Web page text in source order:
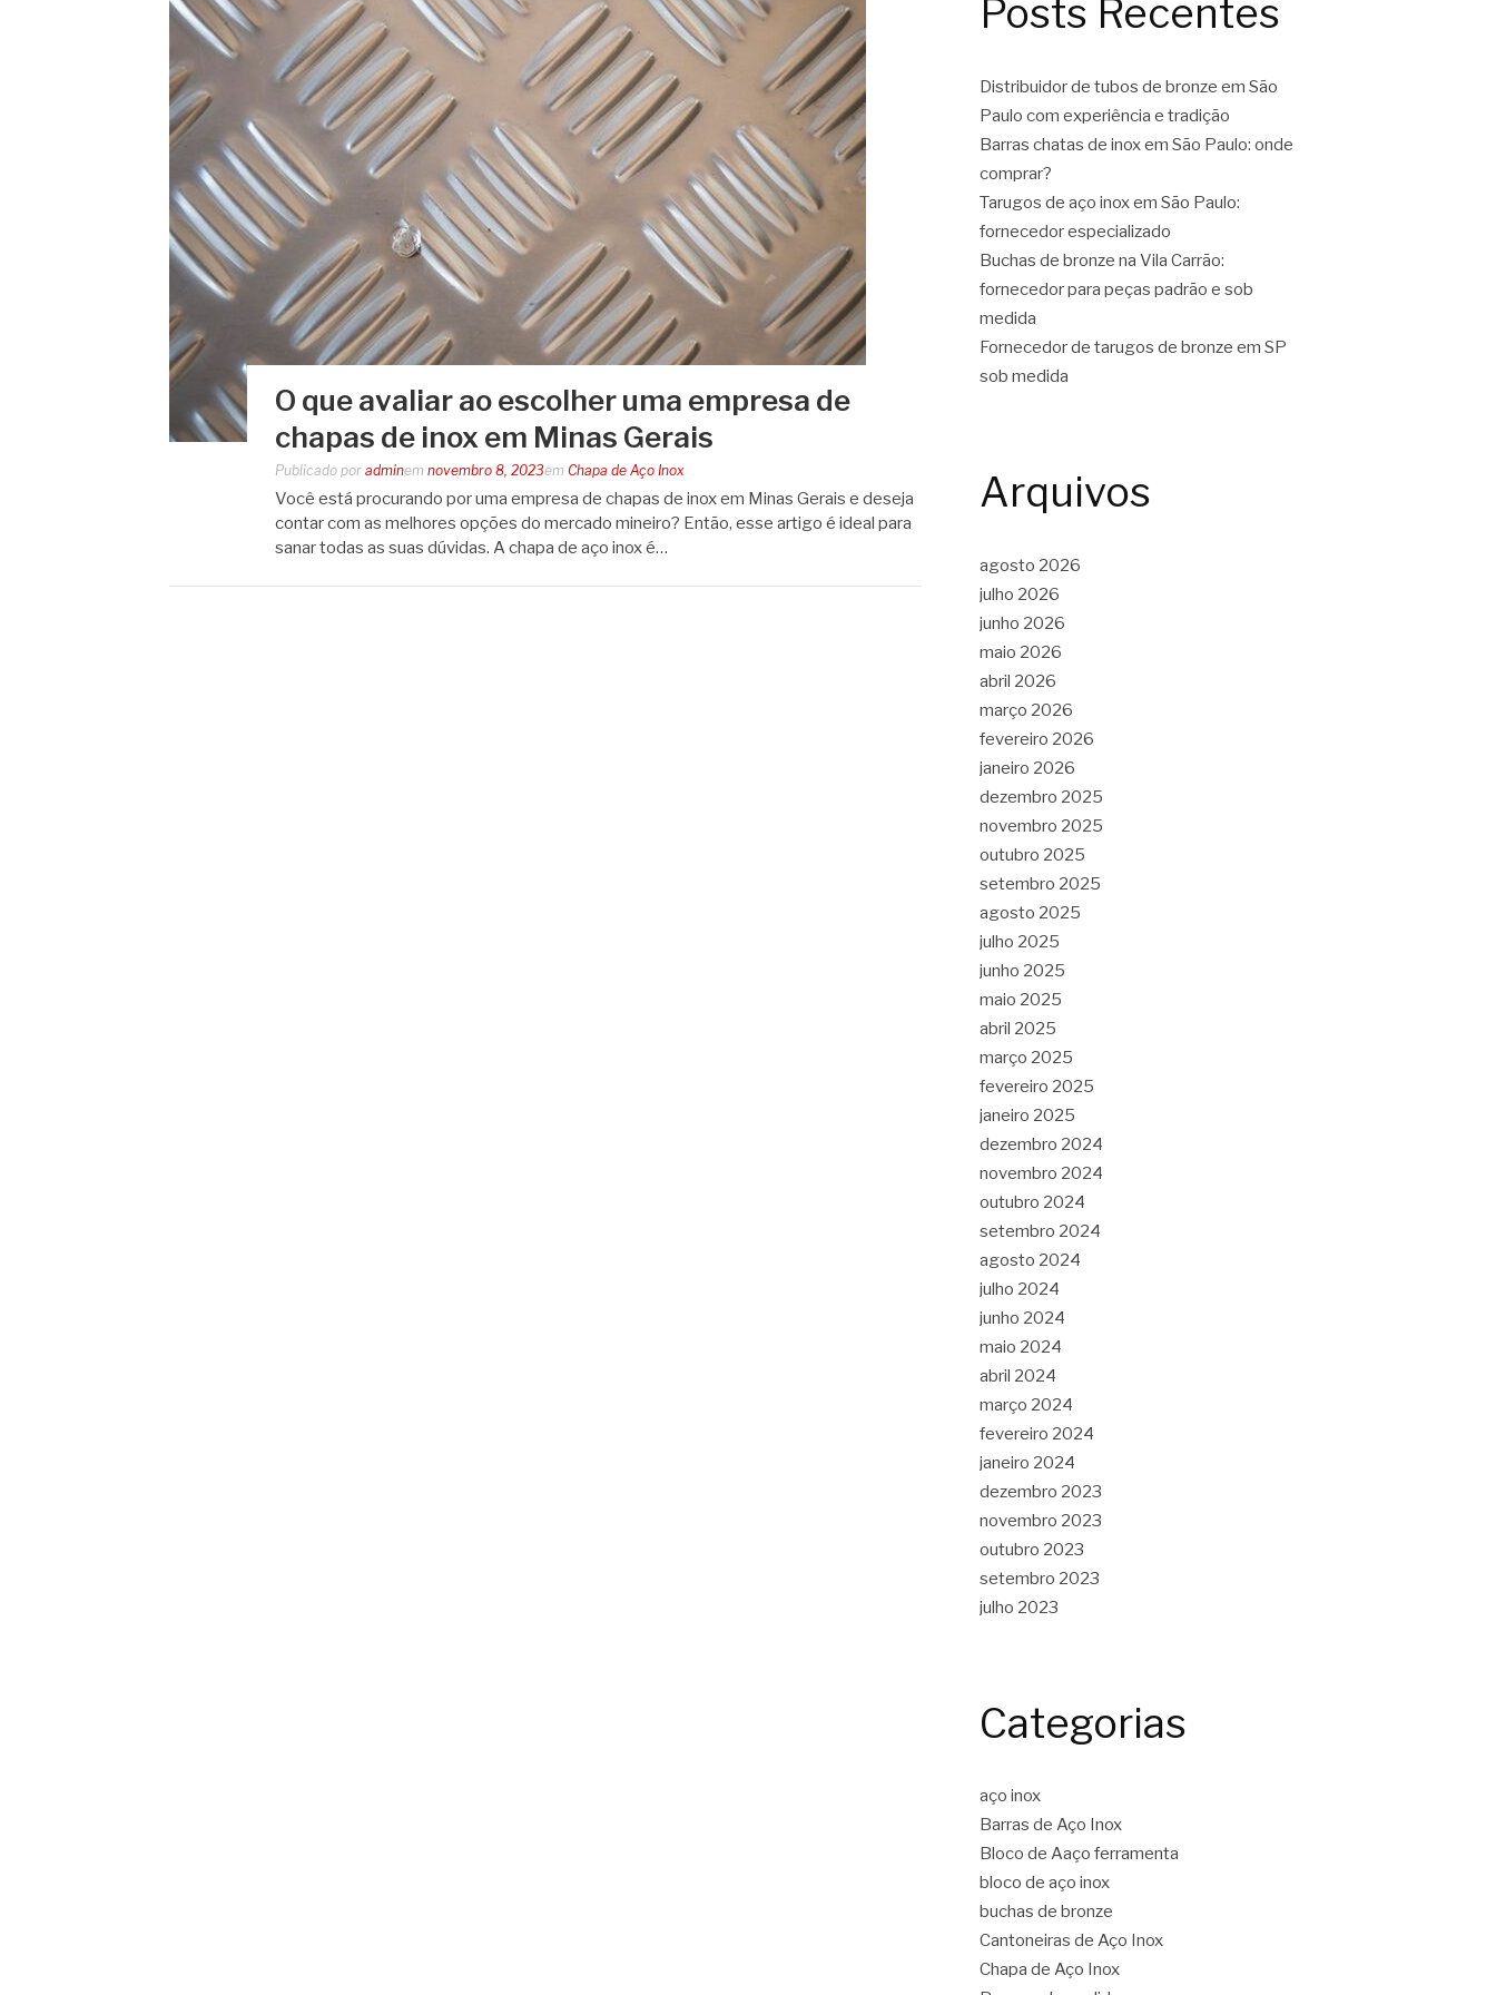
O que avaliar ao escolher uma empresa de
chapas de inox em Minas Gerais
Publicado por adminem novembro 8, 2023em Chapa de Aço Inox
Você está procurando por uma empresa de chapas de inox em Minas Gerais e deseja
contar com as melhores opções do mercado mineiro? Então, esse artigo é ideal para
sanar todas as suas dúvidas. A chapa de aço inox é…
Posts Recentes
Distribuidor de tubos de bronze em São
Paulo com experiência e tradição
Barras chatas de inox em São Paulo: onde
comprar?
Tarugos de aço inox em São Paulo:
fornecedor especializado
Buchas de bronze na Vila Carrão:
fornecedor para peças padrão e sob
medida
Fornecedor de tarugos de bronze em SP
sob medida
Arquivos
agosto 2026
julho 2026
junho 2026
maio 2026
abril 2026
março 2026
fevereiro 2026
janeiro 2026
dezembro 2025
novembro 2025
outubro 2025
setembro 2025
agosto 2025
julho 2025
junho 2025
maio 2025
abril 2025
março 2025
fevereiro 2025
janeiro 2025
dezembro 2024
novembro 2024
outubro 2024
setembro 2024
agosto 2024
julho 2024
junho 2024
maio 2024
abril 2024
março 2024
fevereiro 2024
janeiro 2024
dezembro 2023
novembro 2023
outubro 2023
setembro 2023
julho 2023
Categorias
aço inox
Barras de Aço Inox
Bloco de Aaço ferramenta
bloco de aço inox
buchas de bronze
Cantoneiras de Aço Inox
Chapa de Aço Inox